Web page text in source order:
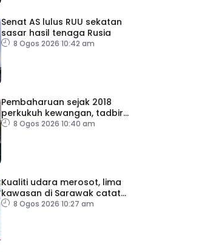
Senat AS lulus RUU sekatan
sasar hasil tenaga Rusia
8 Ogos 2026 10:42 am
Pembaharuan sejak 2018
perkukuh kewangan, tadbir
urus TH – Pakar
8 Ogos 2026 10:40 am
Kualiti udara merosot, lima
kawasan di Sarawak catat
IPU tidak sihat
8 Ogos 2026 10:27 am